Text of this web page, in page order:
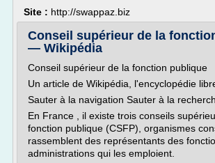
Site : http://swappaz.biz
Conseil supérieur de la
— Wikipédia
Conseil supérieur de la fonction publique
Un article de Wikipédia, l'encyclopédie
Sauter à la navigation Sauter à la
En France , il existe trois conseils
fonction publique (CSFP), organismes
rassemblent des représentants des
administrations qui les emploient.